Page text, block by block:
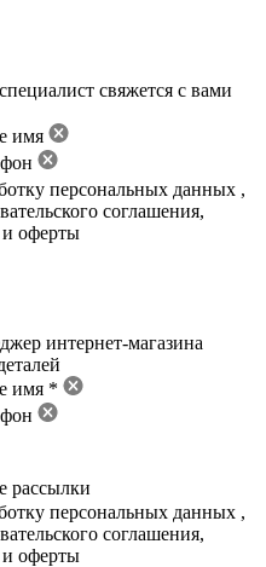
свяжется с вами
имя
персональных данных ,
соглашения,
и оферты
интернет-магазина
имя *
рассылки
персональных данных ,
соглашения,
и оферты